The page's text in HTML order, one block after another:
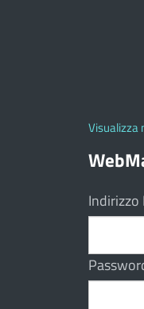
Visualizza
Indirizzo